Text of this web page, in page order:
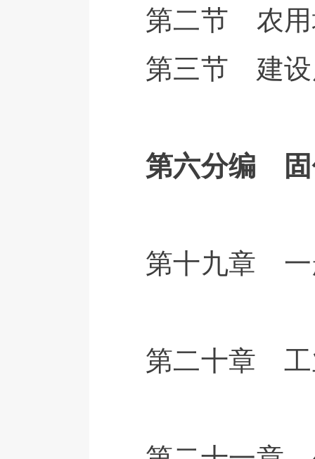
第二节 农用
第三节 建设
第六分编 固
第十九章 一
第二十章 工